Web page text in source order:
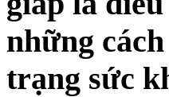
những
trạng sức